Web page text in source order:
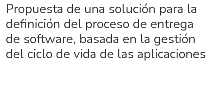
Propuesta de una solución para la
definición del proceso de entrega
de software, basada en la gestión
del ciclo de vida de las aplicaciones